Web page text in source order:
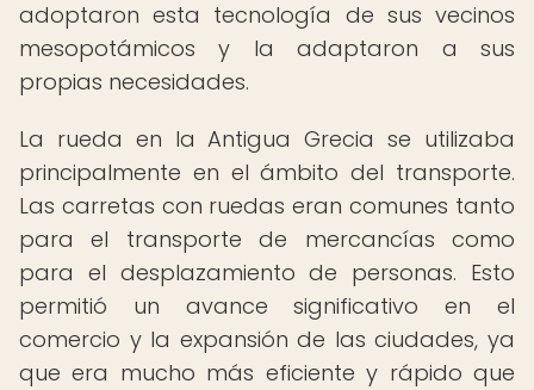
adoptaron esta tecnología de sus vecinos
mesopotámicos y la adaptaron a sus
propias necesidades.
La rueda en la Antigua Grecia se utilizaba
principalmente en el ámbito del transporte.
Las carretas con ruedas eran comunes tanto
para el transporte de mercancías como
para el desplazamiento de personas. Esto
permitió un avance significativo en el
comercio y la expansión de las ciudades, ya
que era mucho más eficiente y rápido que